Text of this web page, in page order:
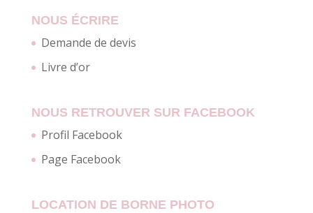
NOUS ÉCRIRE
Demande de devis
Livre d’or
NOUS RETROUVER SUR FACEBOOK
Profil Facebook
Page Facebook
LOCATION DE BORNE PHOTO